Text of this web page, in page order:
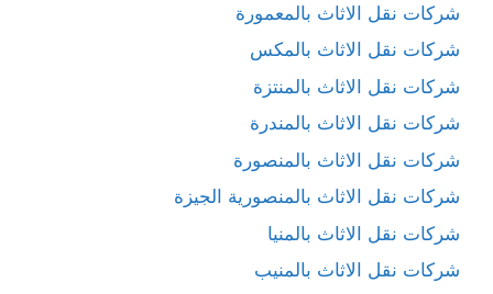
شركات نقل الاثاث بالمعمورة
شركات نقل الاثاث بالمكس
شركات نقل الاثاث بالمنتزة
شركات نقل الاثاث بالمندرة
شركات نقل الاثاث بالمنصورة
شركات نقل الاثاث بالمنصورية الجيزة
شركات نقل الاثاث بالمنيا
شركات نقل الاثاث بالمنيب